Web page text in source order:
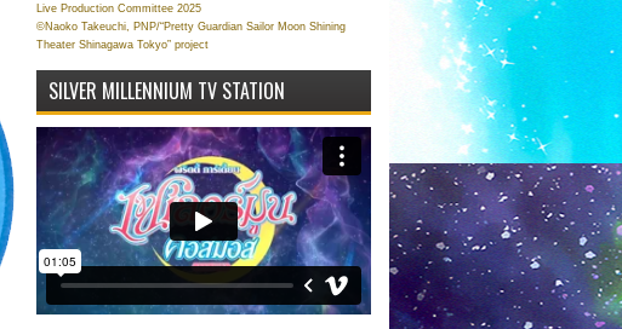
Live Production Committee 2025
©Naoko Takeuchi, PNP/“Pretty Guardian Sailor Moon Shining
Theater Shinagawa Tokyo” project
SILVER MILLENNIUM TV STATION